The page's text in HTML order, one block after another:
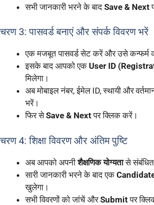
सभी जानकारी भरने के बाद Save & Next
चरण 3: पासवर्ड बनाएं और संपर्क विवरण भरें
एक मजबूत पासवर्ड सेट करें और उसे कन्फर्म
इसके बाद आपको एक User ID
मिलेगा।
अब मोबाइल नंबर, ईमेल ID, स्थायी और
भरें।
फिर सेSave & Nextपर क्लिक करें।
चरण 4: शिक्षा विवरण और अंतिम पुष्टि
अब आपको अपनीशैक्षणिक योग्यतासे संबंधित
सारी जानकारी भरने के बाद एक
खुलेगा।
सभी विवरणों को जांचें औरSubmitपर